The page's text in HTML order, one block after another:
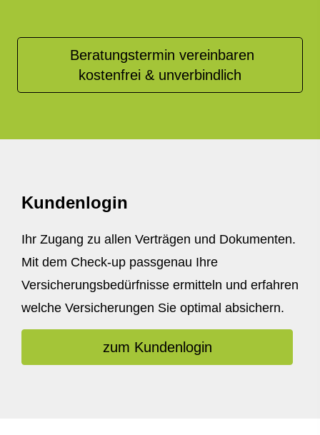
Beratungstermin vereinbaren
kostenfrei & unverbindlich
Kundenlogin
Ihr Zugang zu allen Verträgen und Dokumenten.
Mit dem Check-up passgenau Ihre
Versicherungsbedürfnisse ermitteln und erfahren
welche Versicherungen Sie optimal absichern.
zum Kundenlogin